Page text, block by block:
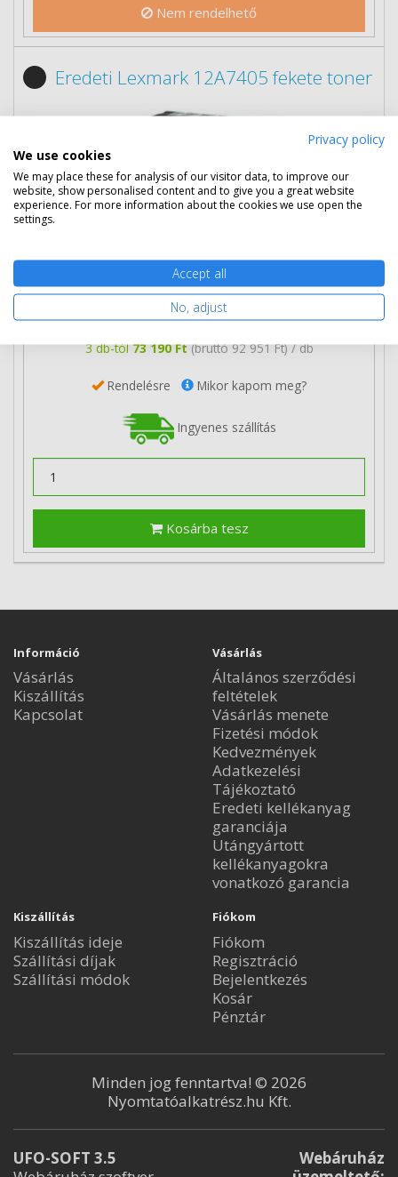
Nem rendelhető
Eredeti Lexmark 12A7405 fekete toner
75 790 Ft (bruttó 96 253 Ft)
Több darabos ár
3 db-tól73 190 Ft (bruttó 92 951 Ft) / db
Rendelésre Mikor kapom meg?
Ingyenes szállítás
Kosárba tesz
Információ
Vásárlás
Kiszállítás
Kapcsolat
Vásárlás
Általános szerződési
feltételek
Vásárlás menete
Fizetési módok
Kedvezmények
Adatkezelési
Tájékoztató
Eredeti kellékanyag
garanciája
Utángyártott
kellékanyagokra
vonatkozó garancia
Kiszállítás
Kiszállítás ideje
Szállítási díjak
Szállítási módok
Fiókom
Fiókom
Regisztráció
Bejelentkezés
Kosár
Pénztár
Minden jog fenntartva! © 2026
Nyomtatóalkatrész.hu Kft.
UFO-SOFT 3.5
Webáruház
Privacy policy
We use cookies
We may place these for analysis of our visitor data, to improve our
website, show personalised content and to give you a great website
experience. For more information about the cookies we use open the
settings.
Accept all
No, adjust